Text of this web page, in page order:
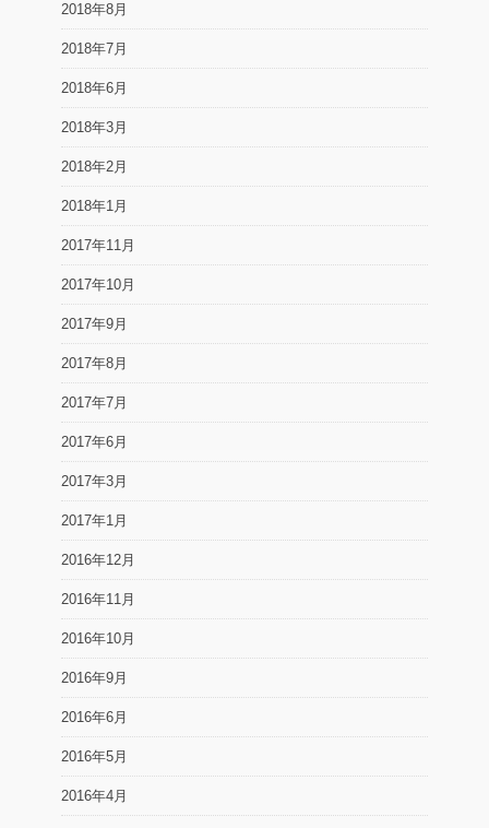
2018年8月
2018年7月
2018年6月
2018年3月
2018年2月
2018年1月
2017年11月
2017年10月
2017年9月
2017年8月
2017年7月
2017年6月
2017年3月
2017年1月
2016年12月
2016年11月
2016年10月
2016年9月
2016年6月
2016年5月
2016年4月